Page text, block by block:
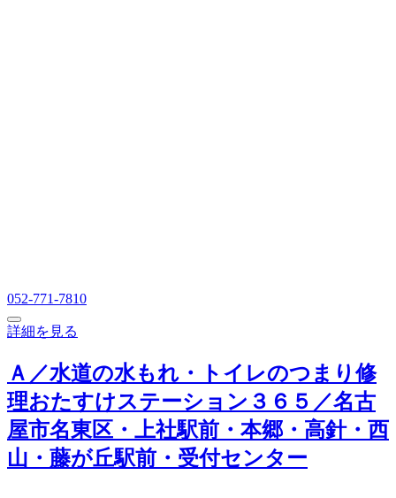
052-771-7810
詳細を見る
Ａ／水道の水もれ・トイレのつまり修
理おたすけステーション３６５／名古
屋市名東区・上社駅前・本郷・高針・西
山・藤が丘駅前・受付センター